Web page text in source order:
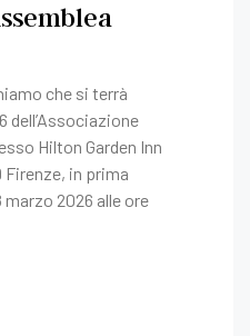
che si terrà
dell’Associazione
Hilton Garden Inn
Firenze, in prima
2026 alle ore